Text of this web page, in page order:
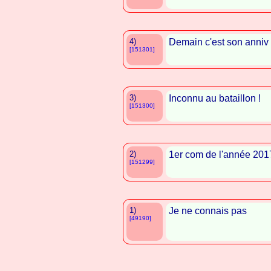
4)
[151301]
Demain c'est son anniv
3)
[151300]
Inconnu au bataillon !
2)
[151299]
1er com de l'année
1)
[49190]
Je ne connais pas